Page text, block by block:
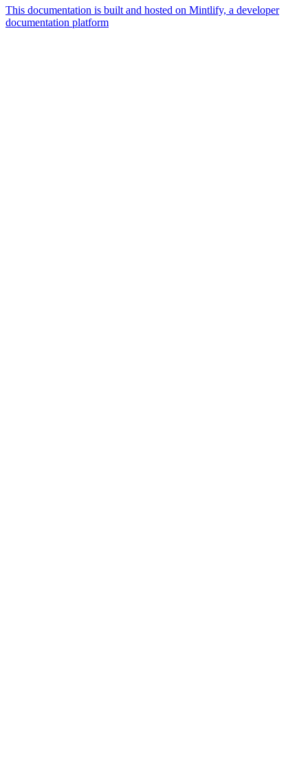
This documentation is built and hosted on Mintlify, a developer
documentation platform